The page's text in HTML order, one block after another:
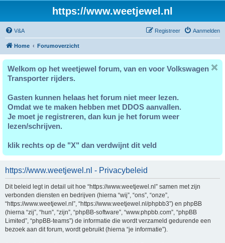
https://www.weetjewel.nl
V&A Aanmelden
Registreer
Home Forumoverzicht
Welkom op het weetjewel forum, van en voor Volkswagen
Transporter rijders.
Gasten kunnen helaas het forum niet meer lezen.
Omdat we te maken hebben met DDOS aanvallen.
Je moet je registreren, dan kun je het forum weer
lezen/schrijven.
klik rechts op de "X" dan verdwijnt dit veld
https://www.weetjewel.nl - Privacybeleid
Dit beleid legt in detail uit hoe “https://www.weetjewel.nl” samen met zijn
verbonden diensten en bedrijven (hierna “wij”, “ons”, “onze”,
“https://www.weetjewel.nl”, “https://www.weetjewel.nl/phpbb3”) en phpBB
(hierna “zij”, “hun”, “zijn”, “phpBB-software”, “www.phpbb.com”, “phpBB
Limited”, “phpBB-teams”) de informatie die wordt verzameld gedurende een
bezoek aan dit forum, wordt gebruikt (hierna “je informatie”).